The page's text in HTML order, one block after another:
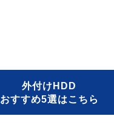
外付けHDD
おすすめ5選はこちら